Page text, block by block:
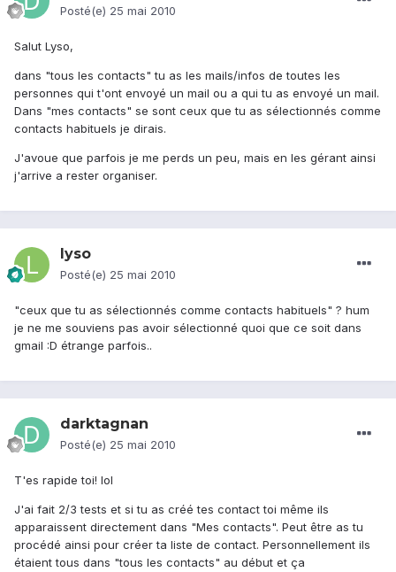
Posté(e) 25 mai 2010
Salut Lyso,
dans "tous les contacts" tu as les mails/infos de toutes les
personnes qui t'ont envoyé un mail ou a qui tu as envoyé un mail.
Dans "mes contacts" se sont ceux que tu as sélectionnés comme
contacts habituels je dirais.
J'avoue que parfois je me perds un peu, mais en les gérant ainsi
j'arrive a rester organiser.
lyso
Posté(e) 25 mai 2010
"ceux que tu as sélectionnés comme contacts habituels" ? hum
je ne me souviens pas avoir sélectionné quoi que ce soit dans
gmail :D étrange parfois..
darktagnan
Posté(e) 25 mai 2010
T'es rapide toi! lol
J'ai fait 2/3 tests et si tu as créé tes contact toi même ils
apparaissent directement dans "Mes contacts". Peut être as tu
procédé ainsi pour créer ta liste de contact. Personnellement ils
étaient tous dans "tous les contacts" au début et ça